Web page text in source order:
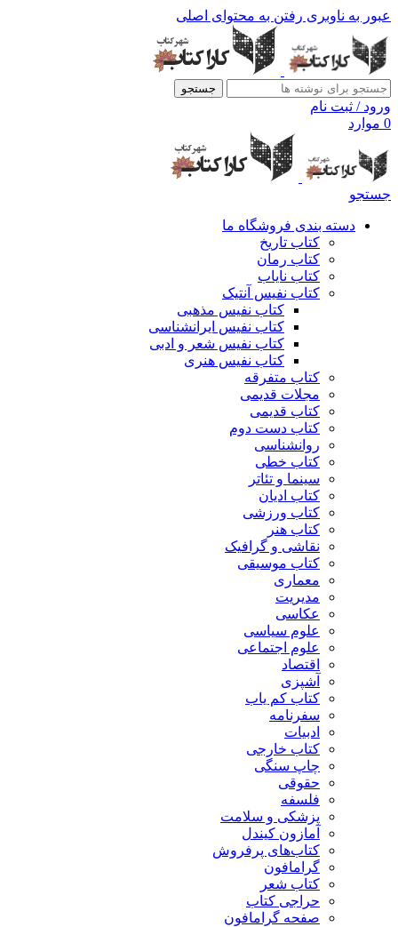
عبور به ناوبری رفتن به محتوای اصلی
جستجو
ورود / ثبت نام
0 موارد
جستجو
دسته بندی فروشگاه ما
کتاب تاریخ
کتاب رمان
کتاب نایاب
کتاب نفیس آنتیک
کتاب نفیس مذهبی
کتاب نفیس ایرانشناسی
کتاب نفیس شعر و ادبی
کتاب نفیس هنری
کتاب متفرقه
مجلات قدیمی
کتاب قدیمی
کتاب دست دوم
روانشناسی
کتاب خطی
سینما و تئاتر
کتاب ادیان
کتاب ورزشی
کتاب هنر
نقاشی و گرافیک
کتاب موسیقی
معماری
مدیریت
عکاسی
علوم سیاسی
علوم اجتماعی
اقتصاد
آشپزی
کتاب کم یاب
سفرنامه
ادبیات
کتاب خارجی
چاپ سنگی
حقوقی
فلسفه
پزشکی و سلامت
آمازون کیندل
کتاب‌های پرفروش
گرامافون
کتاب شعر
حراجی کتاب
صفحه گرامافون